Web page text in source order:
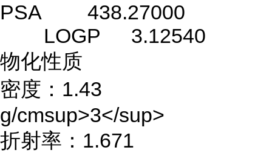
PSA
438.27000
LOGP
3.12540
物化性质
密度：1.43
g/cmsup>3</sup>
折射率：1.671